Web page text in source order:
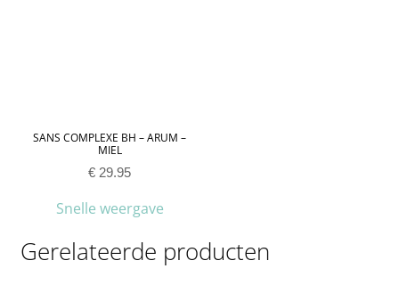
SANS COMPLEXE BH – ARUM –
MIEL
€ 29.95
Snelle weergave
Gerelateerde producten